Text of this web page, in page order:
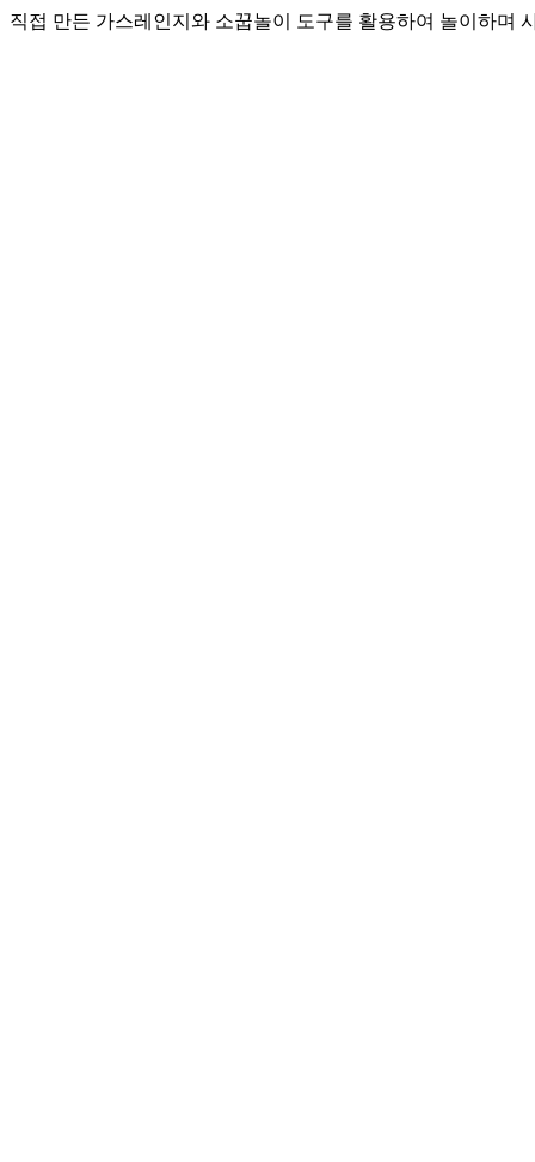
직접 만든 가스레인지와 소꿉놀이 도구를 활용하여 놀이하며